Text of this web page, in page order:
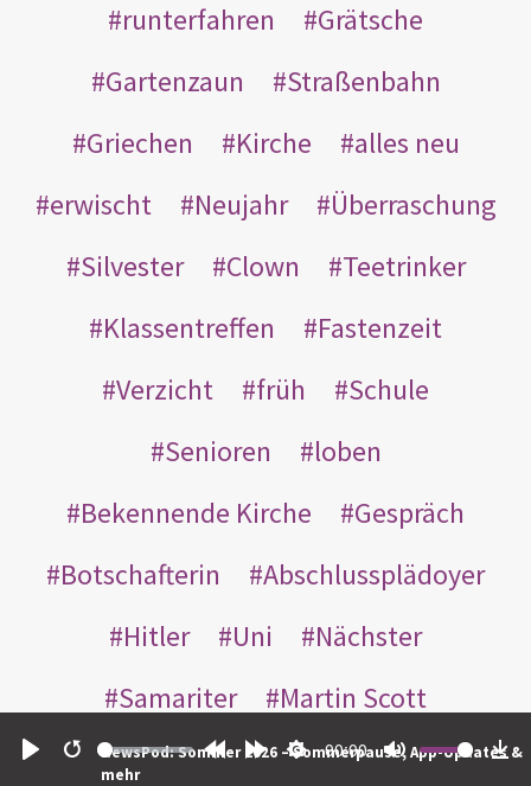
Restart
00:00
NewsPod: Sommer 2026 – Sommerpause, App-Updates &
mehr
runterfahren
Grätsche
Gartenzaun
Straßenbahn
Griechen
Kirche
alles neu
erwischt
Neujahr
Überraschung
Silvester
Clown
Teetrinker
Klassentreffen
Fastenzeit
Verzicht
früh
Schule
Senioren
loben
Bekennende Kirche
Gespräch
Botschafterin
Abschlussplädoyer
Hitler
Uni
Nächster
Samariter
Martin Scott
Franzbrötchen
Schritt Betanien